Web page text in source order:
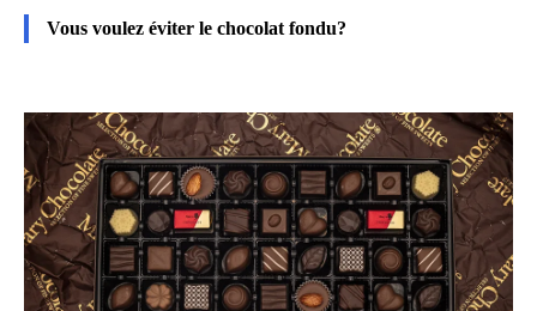
Vous voulez éviter le chocolat fondu?